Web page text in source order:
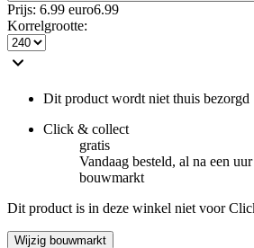
Prijs: 6.99 euro6.99
Korrelgrootte:
Dit product wordt niet thuis bezorgd
Click & collect
gratis
Vandaag besteld, al na een
bouwmarkt
Dit product is in deze winkel niet voor
Wijzig bouwmarkt